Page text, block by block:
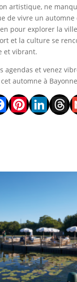
artistique, ne
de vivre un automne
pour explorer la
et la culture se
et vibrant.
agendas et venez
automne à
Pinterest